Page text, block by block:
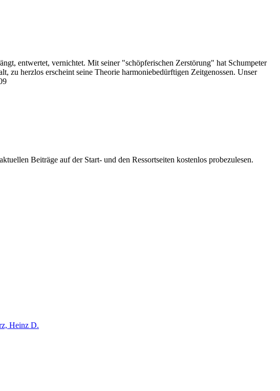
entwertet, vernichtet. Mit seiner "schöpferischen Zerstörung" hat Schumpeter
zu herzlos erscheint seine Theorie harmoniebedürftigen Zeitgenossen. Unser
Beiträge auf der Start- und den Ressortseiten kostenlos probezulesen.
Heinz D.